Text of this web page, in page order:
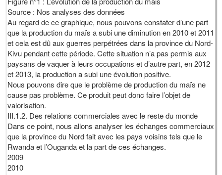
Source : Nos analyses des données
Au regard de ce graphique, nous pouvons constater d’une part
que la production du maïs a subi une diminution en 2010 et 2011
et cela est dû aux guerres perpétrées dans la province du Nord-
Kivu pendant cette période. Cette situation n’a pas permis aux
paysans de vaquer à leurs occupations et d’autre part, en 2012
et 2013, la production a subi une évolution positive.
Nous pouvons dire que le problème de production du maïs ne
cause pas problème. Ce produit peut donc faire l’objet de
valorisation.
III.1.2. Des relations commerciales avec le reste du monde
Dans ce point, nous allons analyser les échanges commerciaux
que la province du Nord fait avec les pays voisins tels que le
Rwanda et l’Ouganda et la part de ces échanges.
2009
2010